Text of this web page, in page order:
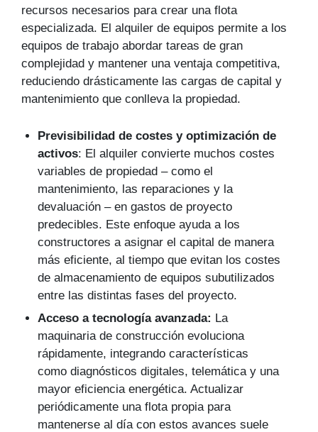
recursos necesarios para crear una flota
especializada. El alquiler de equipos permite a los
equipos de trabajo abordar tareas de gran
complejidad y mantener una ventaja competitiva,
reduciendo drásticamente las cargas de capital y
mantenimiento que conlleva la propiedad.
Previsibilidad de costes y optimización de
activos: El alquiler convierte muchos costes
variables de propiedad – como el
mantenimiento, las reparaciones y la
devaluación – en gastos de proyecto
predecibles. Este enfoque ayuda a los
constructores a asignar el capital de manera
más eficiente, al tiempo que evitan los costes
de almacenamiento de equipos subutilizados
entre las distintas fases del proyecto.
Acceso a tecnología avanzada: La
maquinaria de construcción evoluciona
rápidamente, integrando características
como diagnósticos digitales, telemática y una
mayor eficiencia energética. Actualizar
periódicamente una flota propia para
mantenerse al día con estos avances suele